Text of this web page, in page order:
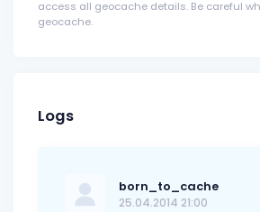
access all geocache details. Be careful
geocache.
Logs
born_to_cache
25.04.2014 21:00